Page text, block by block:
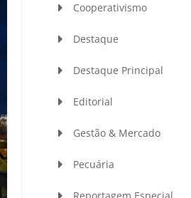
Cooperativismo
Destaque
Destaque Principal
Editorial
Gestão & Mercado
Pecuária